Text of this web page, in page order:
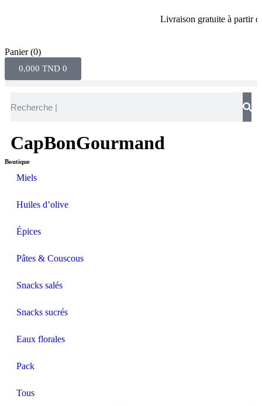
Livraison gratuite à partir de
Panier (0)
0,000 TND 0
CapBonGourmand
Boutique
Miels
Huiles d’olive
Épices
Pâtes & Couscous
Snacks salés
Snacks sucrés
Eaux florales
Pack
Tous